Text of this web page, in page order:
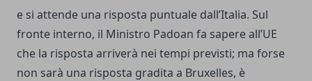
e si attende una risposta puntuale dall’Italia. Sul
fronte interno, il Ministro Padoan fa sapere all’UE
che la risposta arriverà nei tempi previsti; ma forse
non sarà una risposta gradita a Bruxelles, è